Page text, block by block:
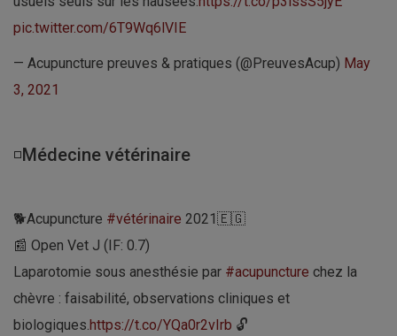
pic.twitter.com/6T9Wq6lVIE
— Acupuncture preuves & pratiques (@PreuvesAcup) May
3, 2021
◽Médecine vétérinaire
🐕Acupuncture #vétérinaire 2021🇪🇬
📰 Open Vet J (IF: 0.7)
Laparotomie sous anesthésie par #acupuncture chez la
chèvre : faisabilité, observations cliniques et
biologiques.https://t.co/YQa0r2vIrb 🔓